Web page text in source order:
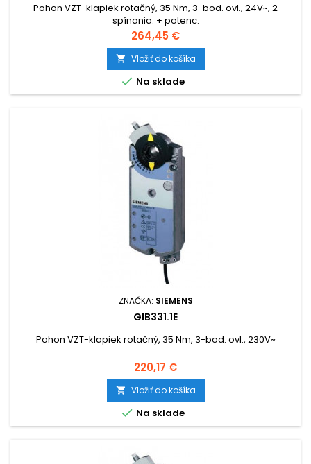
Pohon VZT-klapiek rotačný, 35 Nm, 3-bod. ovl., 24V~, 2
spínania. + potenc.
Cena
264,45 €
 Vložiť do košíka
 Na sklade
ZNAČKA: SIEMENS
GIB331.1E
Pohon VZT-klapiek rotačný, 35 Nm, 3-bod. ovl., 230V~
Cena
220,17 €
 Vložiť do košíka
 Na sklade